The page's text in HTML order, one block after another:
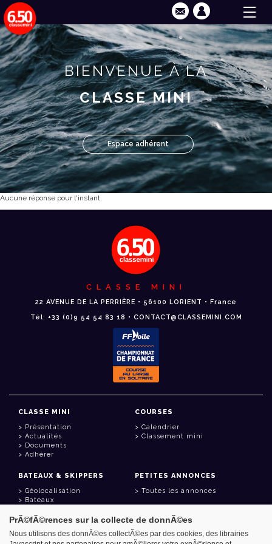
BIENVENUE À LA
CLASSE MINI
Espace adhérent
Aucune réponse pour l'instant.
CLASSE MINI
22 AVENUE DE LA PERRIÈRE • 56100 LORIENT • France
Tél: +33 (0)9 54 54 83 18 • CONTACT@CLASSEMINI.COM
CLASSE MINI
Présentation
Actualités
Documents
Adhérer
COURSES
Calendrier
Classement mini
BATEAUX & SKIPPERS
Géolocalisation
Bateaux
PETITES ANNONCES
Toutes les annonces
LIENS UTILES
PrÃ©fÃ©rences sur la collecte de donnÃ©es
Nous utilisons des donnÃ©es collectÃ©es par des cookies, des librairies